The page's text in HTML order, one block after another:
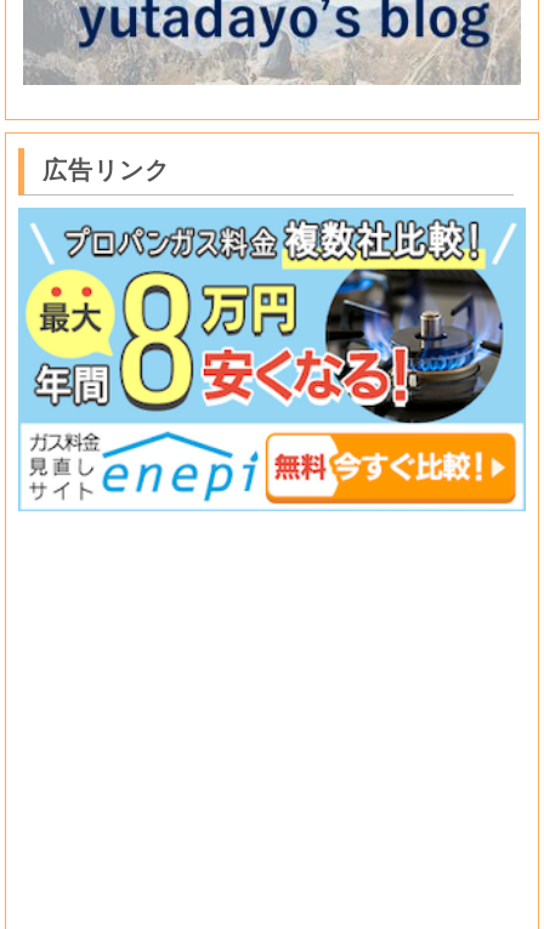
広告リンク